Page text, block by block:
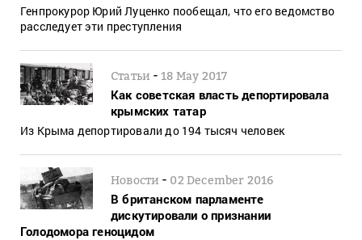
Генпрокурор Юрий Луценко пообещал, что его ведомство
расследует эти преступления
Статьи -18 May 2017
Как советская власть депортировала
крымских татар
Из Крыма депортировали до 194 тысяч человек
Новости - 02 December 2016
В британском парламенте
дискутировали о признании
Голодомора геноцидом